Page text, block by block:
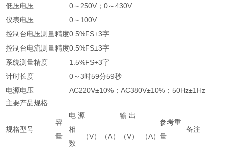
低压电压
0～250V；0～430V
仪表电压
0～100V
控制台电压测量精度0.5%FS±3字
控制台电流测量精度0.5%FS±3字
系统测量精度
1.5%FS+3字
计时长度
0～3时59分59秒
电源电压
AC220V±10%；AC380V±10%；50Hz±1Hz
主要产品规格
规格型号
容
量
电 源
输 出
参考重
量
备注
相
数
（V） （A） （V） （A）